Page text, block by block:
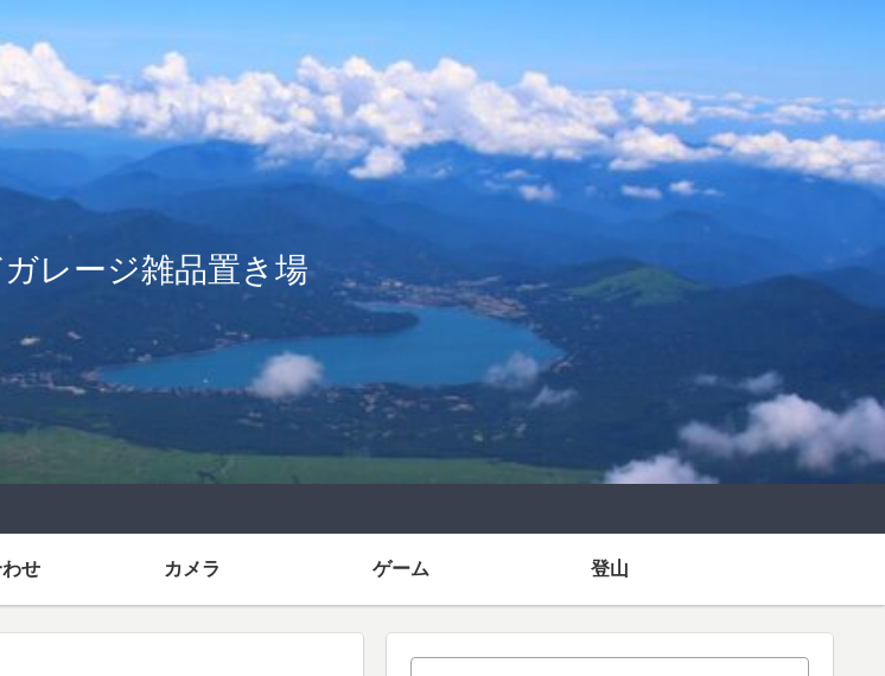
レージ雑品置き場
せ カメラ ゲーム 登山